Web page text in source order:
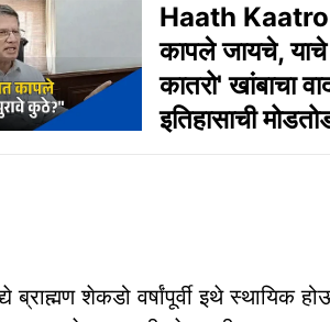
Haath Kaatro
कापले जायचे, याचे
कातरो' खांबाचा
इतिहासाची
ब्राह्मण शेकडो वर्षांपूर्वी इथे स्थायिक